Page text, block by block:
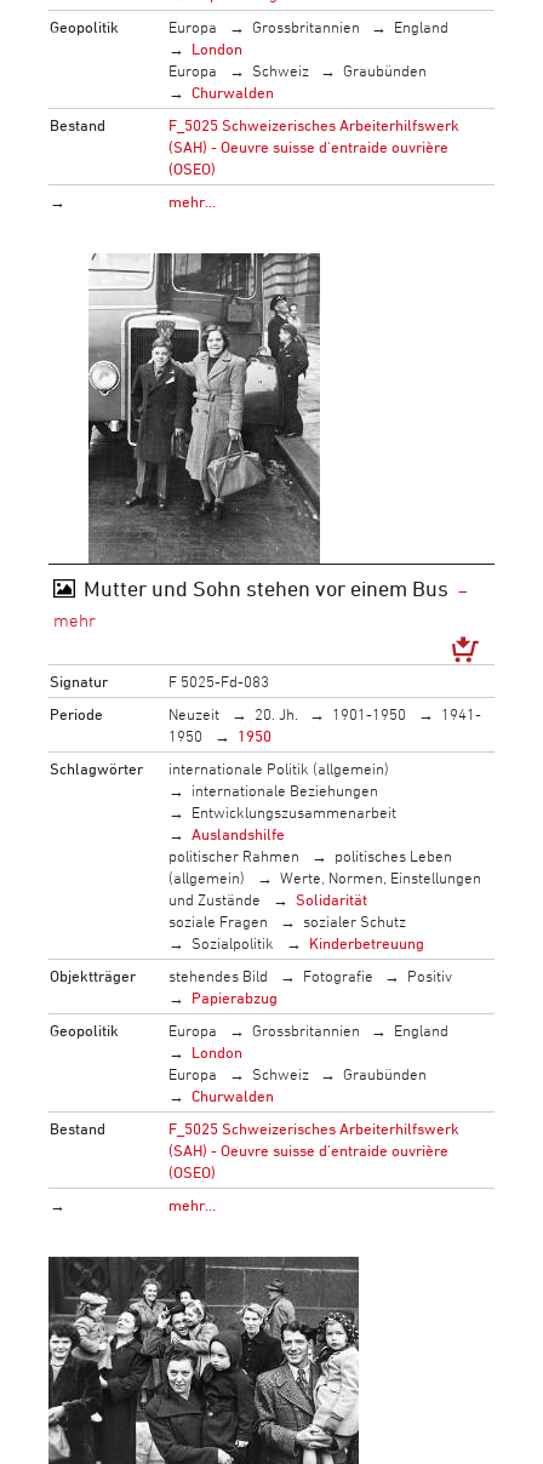
Geopolitik
Europa Grossbritannien
England
London
Europa
Schweiz
Graubünden
Churwalden
Bestand
F_5025 Schweizerisches Arbeiterhilfswerk
(SAH) - Oeuvre suisse d'entraide ouvrière
(OSEO)
→
mehr…
Mutter und Sohn stehen vor einem Bus
Signatur
F 5025-Fd-083
Periode
Neuzeit 20. Jh. 1901-1950
1941-
1950
1950
Schlagwörter
internationale Politik (allgemein)
internationale Beziehungen
Entwicklungszusammenarbeit
Auslandshilfe
politischer Rahmen
politisches Leben
(allgemein)
Werte, Normen, Einstellungen
und Zustände
Solidarität
soziale Fragen
sozialer Schutz
Sozialpolitik
Kinderbetreuung
Objektträger
stehendes Bild Fotografie
Positiv
Papierabzug
Geopolitik
Europa Grossbritannien
England
London
Europa
Schweiz
Graubünden
Churwalden
Bestand
F_5025 Schweizerisches Arbeiterhilfswerk
(SAH) - Oeuvre suisse d'entraide ouvrière
(OSEO)
→
mehr…